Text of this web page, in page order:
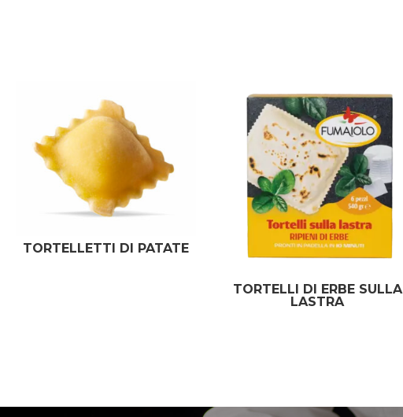
TORTELLETTI DI PATATE
TORTELLI DI ERBE SULLA
LASTRA